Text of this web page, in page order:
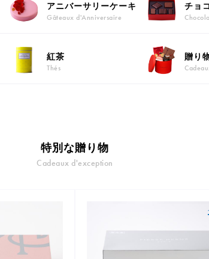
アニバーサリーケーキ
Gâteaux d'Anniversaire
チョ
紅茶
Thés
贈り
特別な贈り物
Cadeaux d'exception